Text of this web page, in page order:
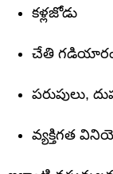
కళ్లజోడు
చేతి
పరుపులు,
వ్యక్తిగత